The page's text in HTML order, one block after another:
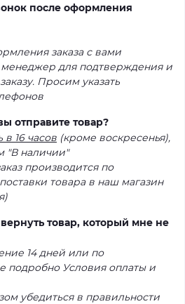
после оформления
заказа с вами
менеджер для подтверждения и
Просим указать
отправите товар?
16 часов (кроме воскресенья),
"В наличии"
производится по
товара в наш магазин
товар, который мне не
14 дней или по
подробно Условия оплаты и
убедиться в правильности